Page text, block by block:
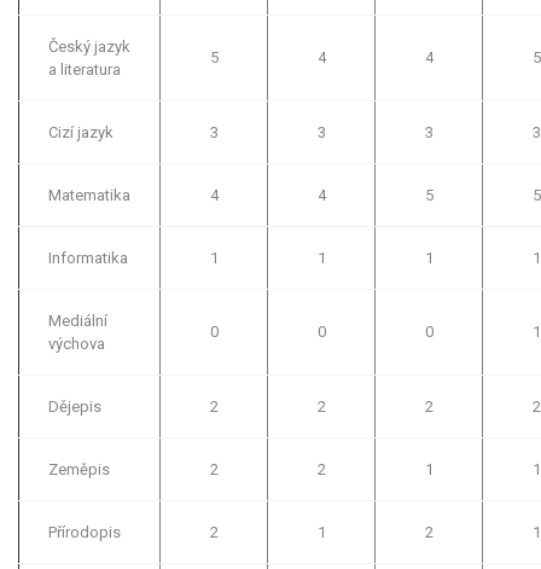
Český jazyk
a literatura
5 4 4 5
Cizí jazyk 3 3 3 3
Matematika 4 4 5 5
Informatika 1 1 1 1
Mediální
výchova
0 0 0 1
Dějepis 2 2 2 2
Zeměpis 2 2 1 1
Přírodopis 2 1 2 1